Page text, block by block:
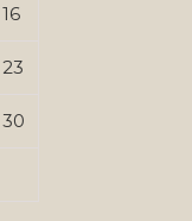
16
23
30